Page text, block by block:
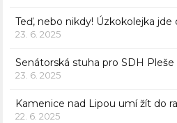
Teď, nebo nikdy! Úzkokolejka jde
23. 6. 2025
Senátorská stuha pro SDH Pleše
23. 6. 2025
Kamenice nad Lipou umí žít do
22. 6. 2025